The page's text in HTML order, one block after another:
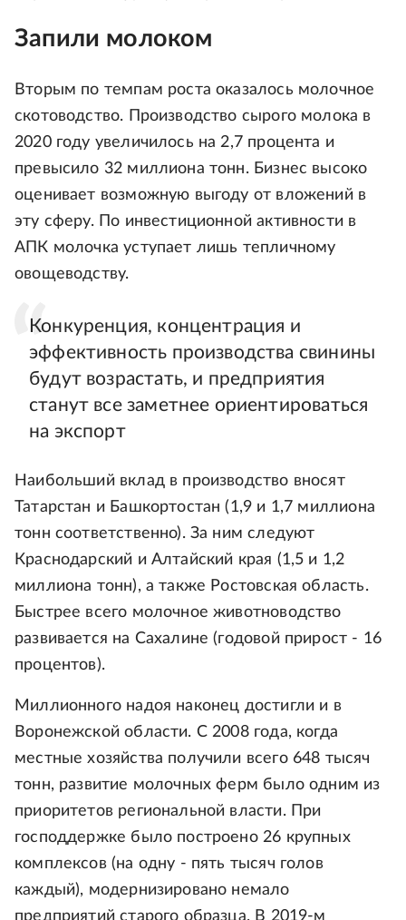
Запили молоком
Вторым по темпам роста оказалось молочное
скотоводство. Производство сырого молока в
2020 году увеличилось на 2,7 процента и
превысило 32 миллиона тонн. Бизнес высоко
оценивает возможную выгоду от вложений в
эту сферу. По инвестиционной активности в
АПК молочка уступает лишь тепличному
овощеводству.
Конкуренция, концентрация и
эффективность производства свинины
будут возрастать, и предприятия
станут все заметнее ориентироваться
на экспорт
Наибольший вклад в производство вносят
Татарстан и Башкортостан (1,9 и 1,7 миллиона
тонн соответственно). За ним следуют
Краснодарский и Алтайский края (1,5 и 1,2
миллиона тонн), а также Ростовская область.
Быстрее всего молочное животноводство
развивается на Сахалине (годовой прирост - 16
процентов).
Миллионного надоя наконец достигли и в
Воронежской области. С 2008 года, когда
местные хозяйства получили всего 648 тысяч
тонн, развитие молочных ферм было одним из
приоритетов региональной власти. При
господдержке было построено 26 крупных
комплексов (на одну - пять тысяч голов
каждый), модернизировано немало
предприятий старого образца. В 2019-м